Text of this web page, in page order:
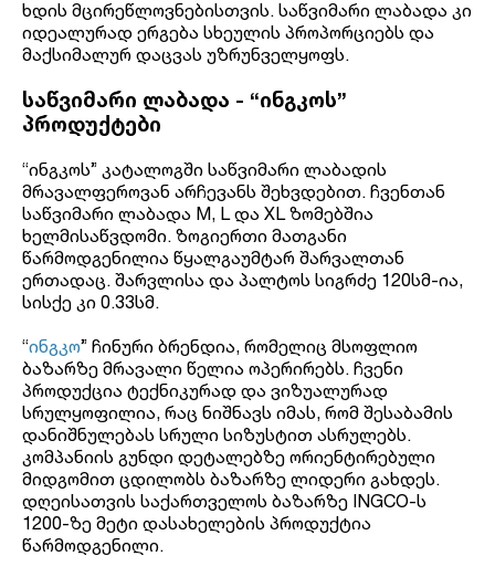
ხდის მცირეწლოვნებისთვის. საწვიმარი ლაბადა კი
იდეალურად ერგება სხეულის პროპორციებს და
მაქსიმალურ დაცვას უზრუნველყოფს.
საწვიმარი ლაბადა - “ინგკოს”
პროდუქტები
“ინგკოს” კატალოგში საწვიმარი ლაბადის
მრავალფეროვან არჩევანს შეხვდებით. ჩვენთან
საწვიმარი ლაბადა M, L და XL ზომებშია
ხელმისაწვდომი. ზოგიერთი მათგანი
წარმოდგენილია წყალგაუმტარ შარვალთან
ერთადაც. შარვლისა და პალტოს სიგრძე 120სმ-ია,
სისქე კი 0.33სმ.
“ინგკო” ჩინური ბრენდია, რომელიც მსოფლიო
ბაზარზე მრავალი წელია ოპერირებს. ჩვენი
პროდუქცია ტექნიკურად და ვიზუალურად
სრულყოფილია, რაც ნიშნავს იმას, რომ შესაბამის
დანიშნულებას სრული სიზუსტით ასრულებს.
კომპანიის გუნდი დეტალებზე ორიენტირებული
მიდგომით ცდილობს ბაზარზე ლიდერი გახდეს.
დღეისათვის საქართველოს ბაზარზე INGCO-ს
1200-ზე მეტი დასახელების პროდუქტია
წარმოდგენილი.